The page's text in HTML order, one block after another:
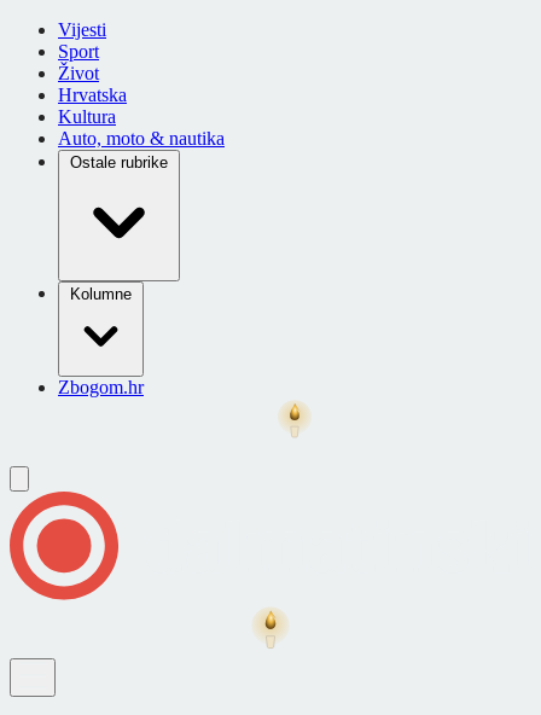
Vijesti
Sport
Život
Hrvatska
Kultura
Auto, moto & nautika
Ostale rubrike
Kolumne
Zbogom.hr